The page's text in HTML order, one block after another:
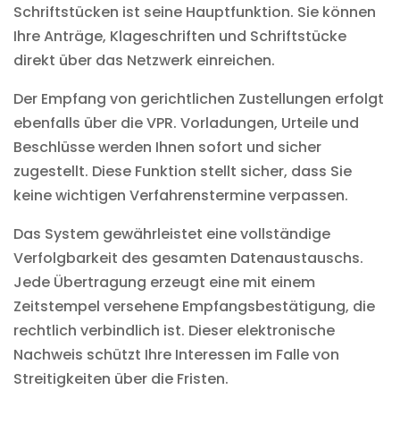
Schriftstücken ist seine Hauptfunktion. Sie können
Ihre Anträge, Klageschriften und Schriftstücke
direkt über das Netzwerk einreichen.
Der Empfang von gerichtlichen Zustellungen erfolgt
ebenfalls über die VPR. Vorladungen, Urteile und
Beschlüsse werden Ihnen sofort und sicher
zugestellt. Diese Funktion stellt sicher, dass Sie
keine wichtigen Verfahrenstermine verpassen.
Das System gewährleistet eine vollständige
Verfolgbarkeit des gesamten Datenaustauschs.
Jede Übertragung erzeugt eine mit einem
Zeitstempel versehene Empfangsbestätigung, die
rechtlich verbindlich ist. Dieser elektronische
Nachweis schützt Ihre Interessen im Falle von
Streitigkeiten über die Fristen.